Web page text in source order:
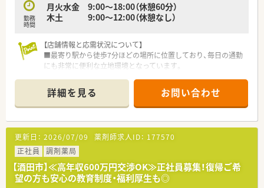
酒田市内に他の店舗もあるため、ヘルプ体制も整っています。お
互い様精神で支えあいながら仕事ができる環境です。
≪18時までのシフトでプライベートと両立◎≫
シフトにもよりますが、最大18時までの勤務となり、ワークライ
フバランス重視したい方にもおススメです。残業時間も平均5～
員が公平であることを意識しており、夏季休暇や年末年始休暇な
ども、全店揃うように有給使用なども含めて工夫しています。
★家庭やプライベートと両立しながら経験を活かせる環境で働
きたい方
★異動や転勤なく腰を据えて働きたい方
★現場のことをしっかりわかってくれている会社でお勤めされ
たい方
勤務
時間
月火水金 9:00～18:00（休憩60分）
木土 9:00～12:00（休憩なし）
【店舗情報と応需状況について】
■最寄り駅から徒歩7分ほどの場所に位置しており、毎日の通勤
にも非常に便利な立地環境となっています。
科など幅広い処方箋を1日67枚程応需します。
■薬剤師は常勤1名とパート4名が在籍し、ベテランの医療事務
員4名と共に協力しながら業務を行います。
【募集背景と求める人物像について】
■地域に根差した店舗運営を行っており、今回は体制強化と欠員
補充を目的とした薬剤師の募集となります。
■店舗の将来を担っていただけるような、長期的なキャリア形成
に意欲的な方からのご応募を歓迎いたします。
■地域にお住まいの患者様としっかり向き合い、かかりつけ薬剤
詳細を見る お問い合わせ
更新日： 2026/07/09 薬剤師求人ID： 177570
正社員
調剤薬局
【酒田市】≪高年収600万円交渉OK≫正社員募集！復帰ご希
望の方も安心の教育制度・福利厚生も◎